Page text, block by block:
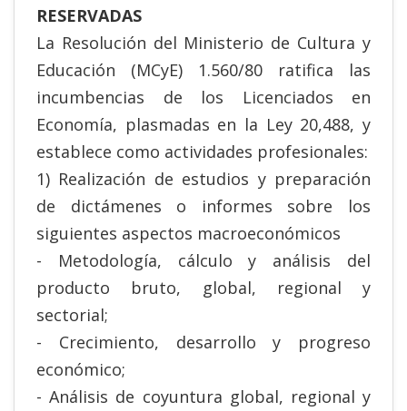
RESERVADAS
La Resolución del Ministerio de Cultura y
Educación (MCyE) 1.560/80 ratifica las
incumbencias de los Licenciados en
Economía, plasmadas en la Ley 20,488, y
establece como actividades profesionales:
1) Realización de estudios y preparación
de dictámenes o informes sobre los
siguientes aspectos macroeconómicos
- Metodología, cálculo y análisis del
producto bruto, global, regional y
sectorial;
- Crecimiento, desarrollo y progreso
económico;
- Análisis de coyuntura global, regional y